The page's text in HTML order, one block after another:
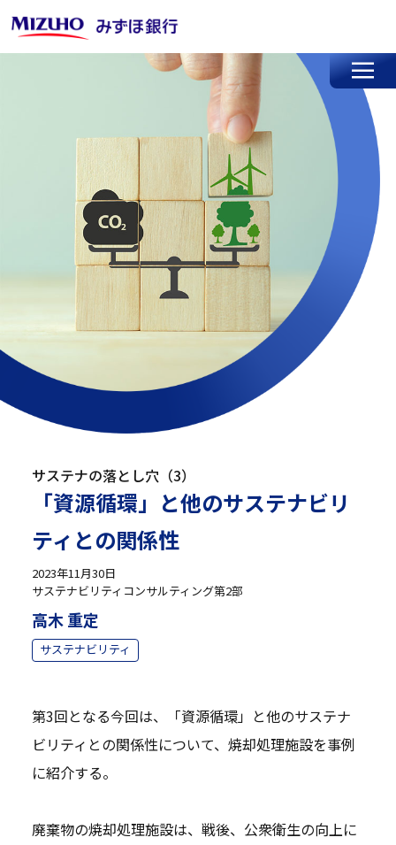
サステナの落とし穴（3）
「資源循環」と他のサステナビリ
ティとの関係性
2023年11月30日
サステナビリティコンサルティング第2部
高木 重定
サステナビリティ
第3回となる今回は、「資源循環」と他のサステナ
ビリティとの関係性について、焼却処理施設を事例
に紹介する。
廃棄物の焼却処理施設は、戦後、公衆衛生の向上に